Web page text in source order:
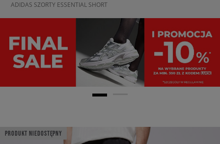
ADIDAS SZORTY ESSENTIAL SHORT
PRODUKT NIEDOSTĘPNY